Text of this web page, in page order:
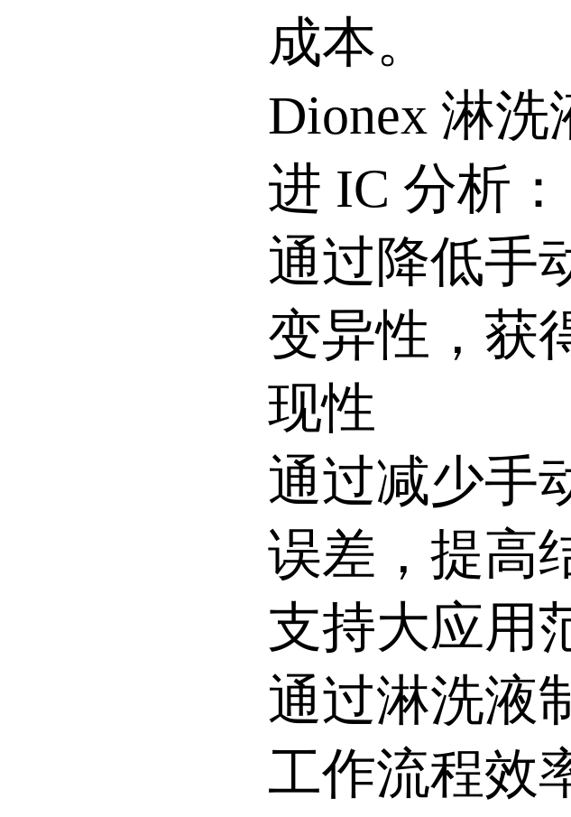
成本。
Dionex 淋
进 IC 分析：
通过降低手
变异性，获
现性
通过减少手
误差，提高
支持大应用
通过淋洗液
工作流程效